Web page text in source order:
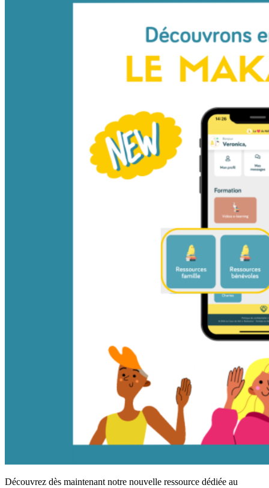
Découvrez dès maintenant notre nouvelle ressource dédiée au